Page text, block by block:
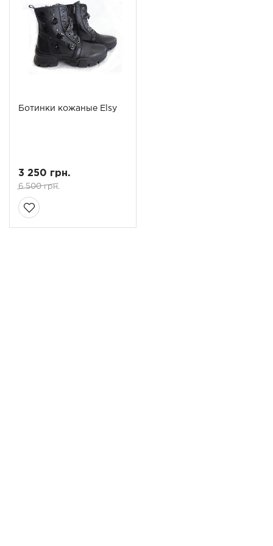
Ботинки кожаные Elsy
3 250 грн.
6 500 грн.